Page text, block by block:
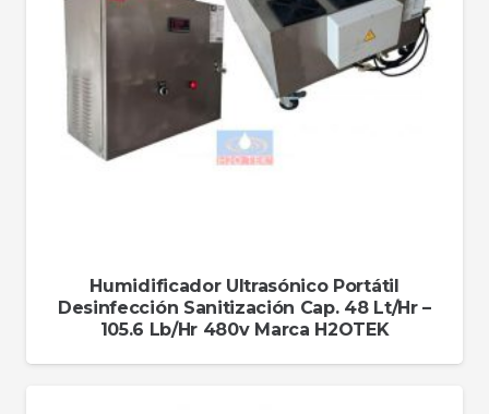
Humidificador Ultrasónico Portátil
Desinfección Sanitización Cap. 48 Lt/Hr –
105.6 Lb/Hr 480v Marca H2OTEK